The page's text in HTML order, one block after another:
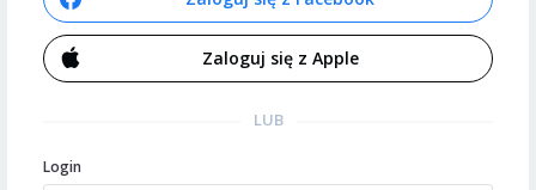
Zaloguj się z Apple
LUB
Login